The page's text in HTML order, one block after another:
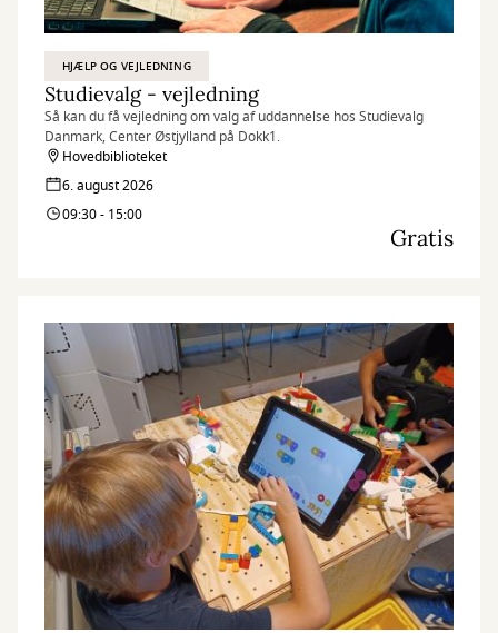
HJÆLP OG VEJLEDNING
Studievalg - vejledning
Så kan du få vejledning om valg af uddannelse hos Studievalg
Danmark, Center Østjylland på Dokk1.
Hovedbiblioteket
6. august 2026
09:30 - 15:00
Gratis